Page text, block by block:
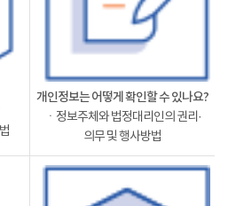
개인정보는 어떻게 확인할 수 있나요?
ㆍ정보주체와 법정대리인의 권리·
의무 및 행사방법